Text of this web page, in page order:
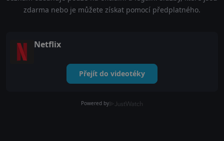
zdarma nebo je můžete získat pomocí předplatného.
Netflix
Přejít do videotéky
Powered by